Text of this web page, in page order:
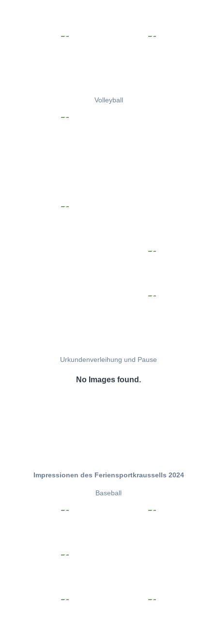
Volleyball
Urkundenverleihung und Pause
No Images found.
Impressionen des Feriensportkraussells 2024
Baseball